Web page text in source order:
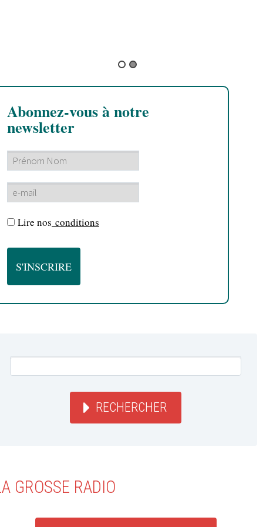
Abonnez-vous à notre
newsletter
Lire nos conditions
RECHERCHER
GROSSE RADIO